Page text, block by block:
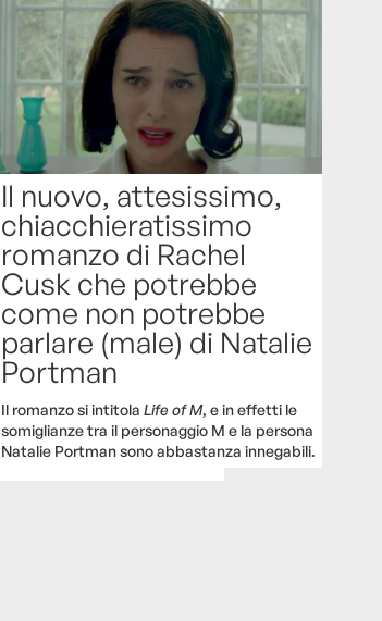
Il nuovo, attesissimo,
chiacchieratissimo
romanzo di Rachel
Cusk che potrebbe
come non potrebbe
parlare (male) di Natalie
Portman
Il romanzo si intitolaLife of M, e in effetti le
somiglianze tra il personaggio M e la persona
Natalie Portman sono abbastanza innegabili.